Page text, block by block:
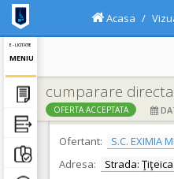
E - LICITATIE
MENIU
Acasa
cumparare
OFERTA ACCEPTATA
DATE IDENTIFICARE
Ofertant:
S.C. EXIMIA
Adresa:
Strada: